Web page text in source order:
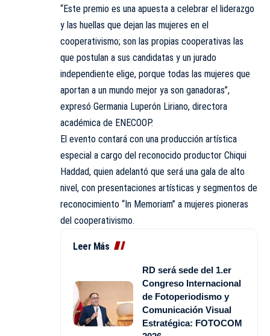
“Este premio es una apuesta a celebrar el liderazgo
y las huellas que dejan las mujeres en el
cooperativismo; son las propias cooperativas las
que postulan a sus candidatas y un jurado
independiente elige, porque todas las mujeres que
aportan a un mundo mejor ya son ganadoras”,
expresó Germania Luperón Liriano, directora
académica de ENECOOP.
El evento contará con una producción artística
especial a cargo del reconocido productor Chiqui
Haddad, quien adelantó que será una gala de alto
nivel, con presentaciones artísticas y segmentos de
reconocimiento “In Memoriam” a mujeres pioneras
del cooperativismo.
Leer Más
RD será sede del 1.er
Congreso Internacional
de Fotoperiodismo y
Comunicación Visual
Estratégica: FOTOCOM